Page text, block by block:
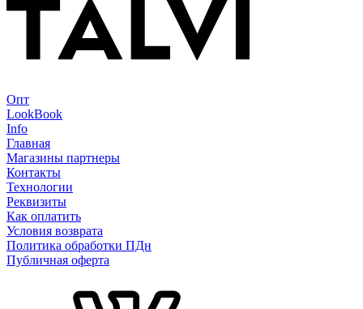
Опт
LookBook
Info
Главная
Магазины партнеры
Контакты
Технологии
Реквизиты
Как оплатить
Условия возврата
Политика обработки ПДн
Публичная оферта